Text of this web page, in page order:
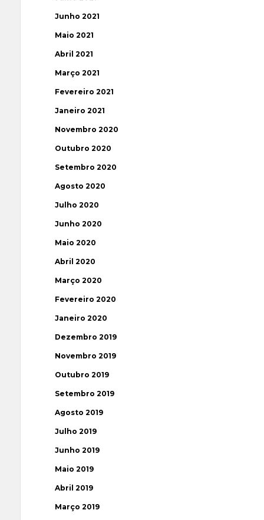
Junho 2021
Maio 2021
Abril 2021
Março 2021
Fevereiro 2021
Janeiro 2021
Novembro 2020
Outubro 2020
Setembro 2020
Agosto 2020
Julho 2020
Junho 2020
Maio 2020
Abril 2020
Março 2020
Fevereiro 2020
Janeiro 2020
Dezembro 2019
Novembro 2019
Outubro 2019
Setembro 2019
Agosto 2019
Julho 2019
Junho 2019
Maio 2019
Abril 2019
Março 2019